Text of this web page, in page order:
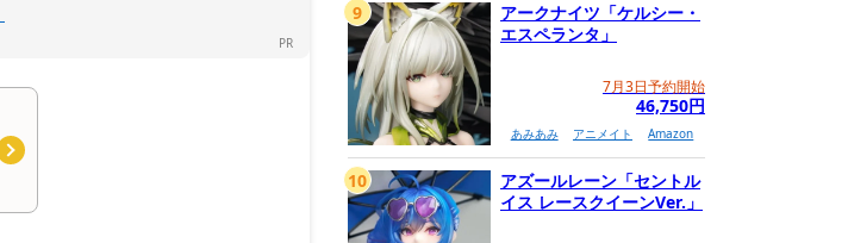
アークナイツ「ケルシー・
エスペランタ」
7月3日予約開始
46,750円
あみあみ アニメイト Amazon
9
アズールレーン「セントル
イス レースクイーンVer.」
10